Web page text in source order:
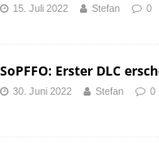
15. Juli 2022 Stefan 0
SoPFFO: Erster DLC
30. Juni 2022 Stefan 0